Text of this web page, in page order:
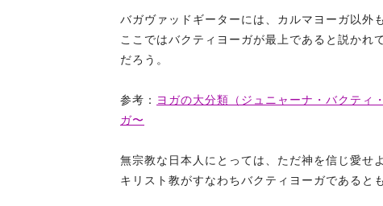
バガヴァッドギーターには、カルマヨーガ以外
ここではバクティヨーガが最上であると説かれ
だろう。
参考： ヨガの大分類（ジュニャーナ・バクティ
ガ〜
無宗教な日本人にとっては、ただ神を信じ愛せ
キリスト教がすなわちバクティヨーガであると